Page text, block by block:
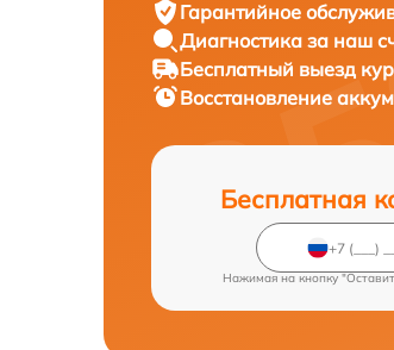
Гарантийное
Диагностика за наш
Бесплатный выезд
Восстановление
Бесплатная
Нажимая на кнопку